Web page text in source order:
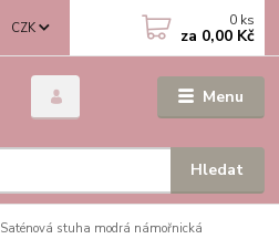
Menu
CZK
Hledat
0 ks
za 0,00 Kč
Saténová stuha modrá námořnická